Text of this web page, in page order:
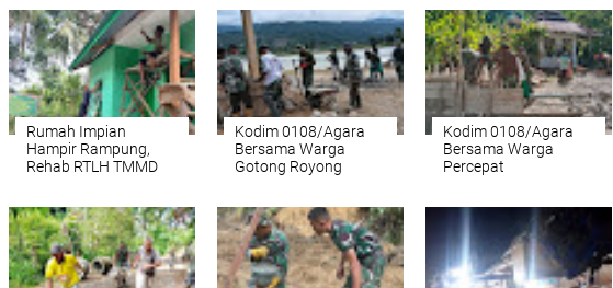
Rumah Impian
Hampir Rampung,
Rehab RTLH TMMD
Tahap Finishing
Kodim 0108/Agara
Bersama Warga
Gotong Royong
Jembatan Gantung di
Desa Gulo Aceh
Tenggara
Kodim 0108/Agara
Bersama Warga
Percepat
Gantung di Desa
Lawe Ger-Ger Aceh
Tenggara